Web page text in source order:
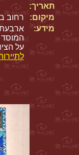
תאריך:
מיקום:
רחוב
מידע:
ארבעת
המוסד
על